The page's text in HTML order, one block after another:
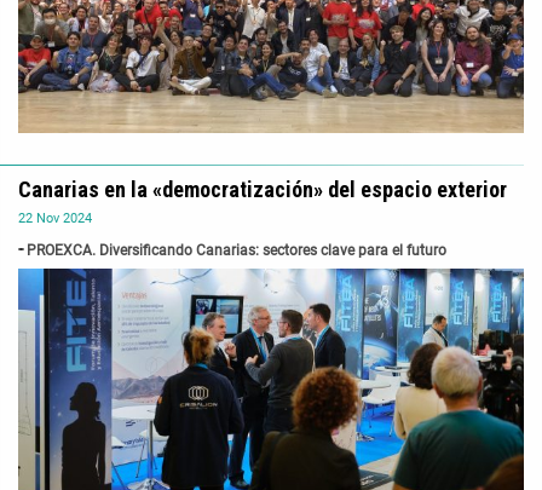
22 Nov 2024
PROEXCA. Diversificando Canarias: sectores clave para el futuro
Canarias en la «democratización» del espacio exterior